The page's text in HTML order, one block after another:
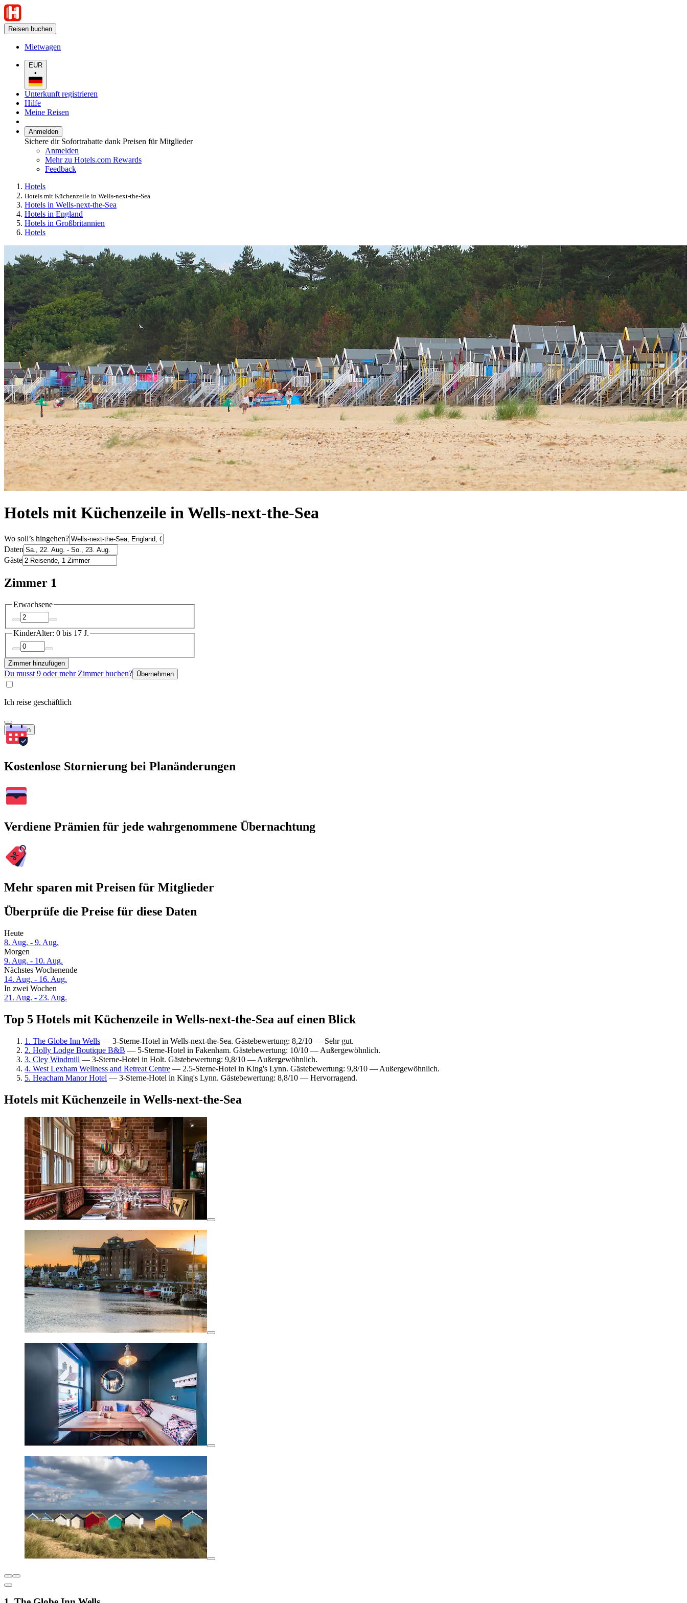
Reisen buchen
Mietwagen
EUR
•
Unterkunft registrieren
Hilfe
Meine Reisen
Anmelden
Sichere dir Sofortrabatte dank Preisen für Mitglieder
Anmelden
Mehr zu Hotels.com Rewards
Feedback
Hotels
Hotels mit Küchenzeile in Wells-next-the-Sea
Hotels in Wells-next-the-Sea
Hotels in England
Hotels in Großbritannien
Hotels
Hotels mit Küchenzeile in Wells-next-the-Sea
Wo soll’s hingehen?
Daten
Gäste
Zimmer 1
Erwachsene
KinderAlter: 0 bis 17 J.
Zimmer hinzufügen
Du musst 9 oder mehr Zimmer buchen? Übernehmen
Ich reise geschäftlich
Suchen
Kostenlose Stornierung bei Planänderungen
Verdiene Prämien für jede wahrgenommene Übernachtung
Mehr sparen mit Preisen für Mitglieder
Überprüfe die Preise für diese Daten
Heute
8. Aug. - 9. Aug.
Morgen
9. Aug. - 10. Aug.
Nächstes Wochenende
14. Aug. - 16. Aug.
In zwei Wochen
21. Aug. - 23. Aug.
Top 5 Hotels mit Küchenzeile in Wells-next-the-Sea auf einen Blick
1. The Globe Inn Wells — 3-Sterne-Hotel in Wells-next-the-Sea. Gästebewertung: 8,2/10 — Sehr gut.
2. Holly Lodge Boutique B&B — 5-Sterne-Hotel in Fakenham. Gästebewertung: 10/10 — Außergewöhnlich.
3. Cley Windmill — 3-Sterne-Hotel in Holt. Gästebewertung: 9,8/10 — Außergewöhnlich.
4. West Lexham Wellness and Retreat Centre — 2.5-Sterne-Hotel in King's Lynn. Gästebewertung: 9,8/10 — Außergewöhnlich.
5. Heacham Manor Hotel — 3-Sterne-Hotel in King's Lynn. Gästebewertung: 8,8/10 — Hervorragend.
Hotels mit Küchenzeile in Wells-next-the-Sea